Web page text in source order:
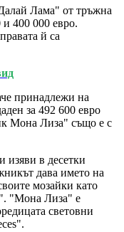
Лама" от тръжна
400 000 евро.
й са
принадлежи на
за 492 600 евро
Мона Лиза" също е с
изяви в десетки
дава името на
мозайки като
"Мона Лиза" е
световни